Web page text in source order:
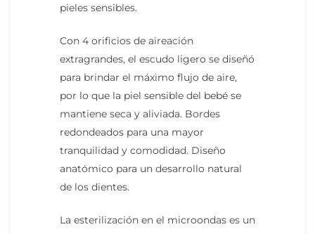
pieles sensibles.
Con 4 orificios de aireación
extragrandes, el escudo ligero se diseñó
para brindar el máximo flujo de aire,
por lo que la piel sensible del bebé se
mantiene seca y aliviada. Bordes
redondeados para una mayor
tranquilidad y comodidad. Diseño
anatómico para un desarrollo natural
de los dientes.
La esterilización en el microondas es un